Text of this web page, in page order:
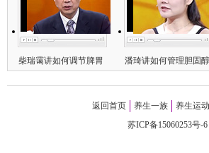
柴瑞霭讲如何调节脾胃 潘琦讲如何管理胆固醇
返回首页 养生一族 养生运动
苏ICP备15060253号-6